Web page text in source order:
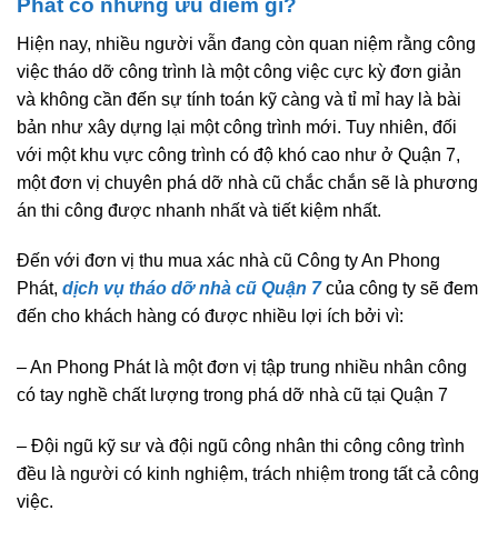
Phát có những ưu điểm gì?
Hiện nay, nhiều người vẫn đang còn quan niệm rằng công
việc tháo dỡ công trình là một công việc cực kỳ đơn giản
và không cần đến sự tính toán kỹ càng và tỉ mỉ hay là bài
bản như xây dựng lại một công trình mới. Tuy nhiên, đối
với một khu vực công trình có độ khó cao như ở Quận 7,
một đơn vị chuyên phá dỡ nhà cũ chắc chắn sẽ là phương
án thi công được nhanh nhất và tiết kiệm nhất.
Đến với đơn vị thu mua xác nhà cũ Công ty An Phong
Phát, dịch vụ tháo dỡ nhà cũ Quận 7 của công ty sẽ đem
đến cho khách hàng có được nhiều lợi ích bởi vì:
– An Phong Phát là một đơn vị tập trung nhiều nhân công
có tay nghề chất lượng trong phá dỡ nhà cũ tại Quận 7
– Đội ngũ kỹ sư và đội ngũ công nhân thi công công trình
đều là người có kinh nghiệm, trách nhiệm trong tất cả công
việc.